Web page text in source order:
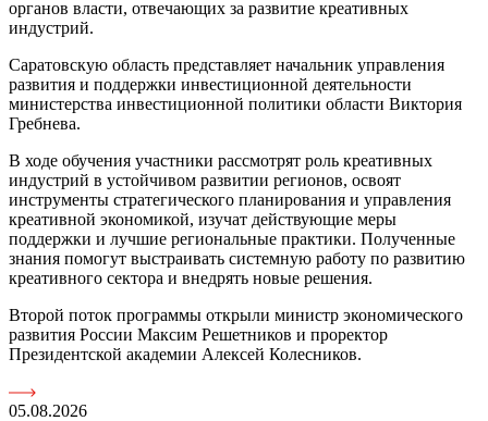
органов власти, отвечающих за развитие креативных
индустрий.
Саратовскую область представляет начальник управления
развития и поддержки инвестиционной деятельности
министерства инвестиционной политики области Виктория
Гребнева.
В ходе обучения участники рассмотрят роль креативных
индустрий в устойчивом развитии регионов, освоят
инструменты стратегического планирования и управления
креативной экономикой, изучат действующие меры
поддержки и лучшие региональные практики. Полученные
знания помогут выстраивать системную работу по развитию
креативного сектора и внедрять новые решения.
Второй поток программы открыли министр экономического
развития России Максим Решетников и проректор
Президентской академии Алексей Колесников.
05.08.2026